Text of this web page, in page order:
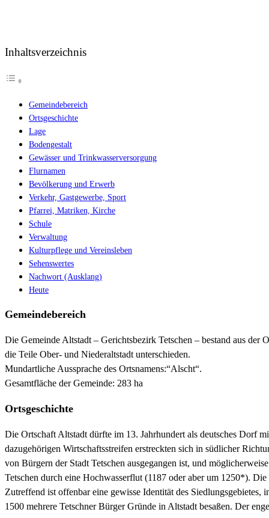
Inhaltsverzeichnis
Gemeindebereich
Ortsgeschichte
Lage
Bodengestalt
Gewässer und Trinkwasserversorgung
Flurnamen
Bevölkerung und Erwerb
Verkehr, Gastgewerbe, Sport
Pfarrei, Matriken, Kirche
Schule
Verwaltung
Kulturpflege und Vereinsleben
Sehenswertes
Nachwort (Ausklang)
Heute
Gemeindebereich
Die Gemeinde Altstadt – Gerichtsbezirk Tetschen – bestand aus der
die Teile Ober- und Niederaltstadt unterschieden.
Mundartliche Aussprache des Ortsnamens:“Alscht“.
Gesamtfläche der Gemeinde: 283 ha
Ortsgeschichte
Die Ortschaft Altstadt dürfte im 13. Jahrhundert als deutsches Dorf
dazugehörigen Wirtschaftsstreifen erstreckten sich in südlicher
von Bürgern der Stadt Tetschen ausgegangen ist, und
Tetschen durch eine Hochwasserflut (1187 oder aber um 1250*).
Zutreffend ist offenbar eine gewisse Identität des
1500 mehrere Tetschner Bürger Gründe in Altstadt besaßen. Der